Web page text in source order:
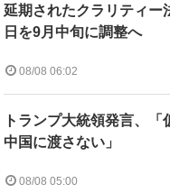
延期されたクラリティー
日を9月中旬に調整へ
08/08 06:02
トランプ大統領発言、「
中国に渡さない」
08/08 05:00